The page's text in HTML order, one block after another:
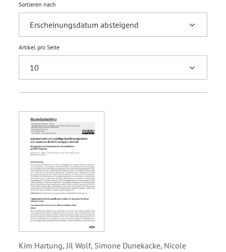
Sortieren nach
Artikel pro Seite
Kim Hartung, Jil Wolf, Simone Dunekacke, Nicole